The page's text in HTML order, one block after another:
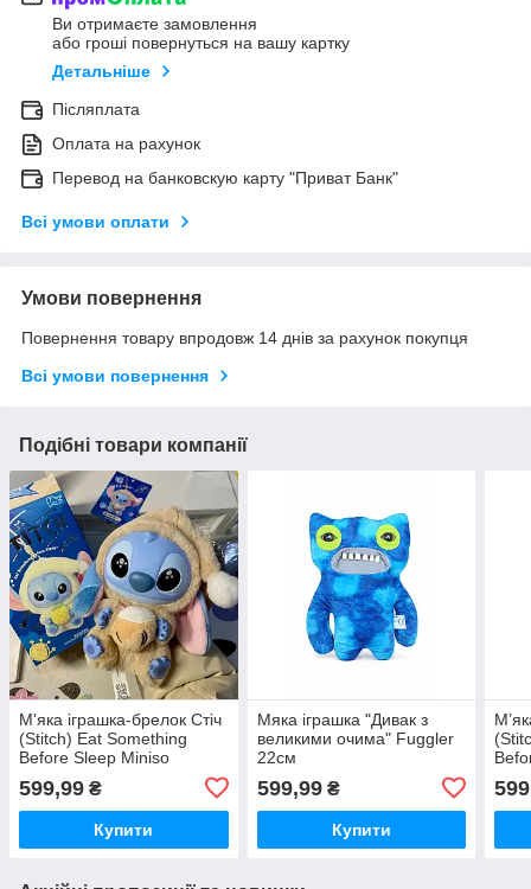
Ви отримаєте замовлення
або гроші повернуться на вашу картку
Детальніше
Післяплата
Оплата на рахунок
Перевод на банковскую карту "Приват Банк"
Всі умови оплати
Умови повернення
Повернення товару впродовж 14 днів за рахунок покупця
Всі умови повернення
Подібні товари компанії
М'яка іграшка-брелок Стіч
(Stitch) Eat Something
Before Sleep Miniso
морозивом.
599,99 ₴
Купити
Мяка іграшка "Дивак з
великими очима" Fuggler
22см
599,99₴
Купити